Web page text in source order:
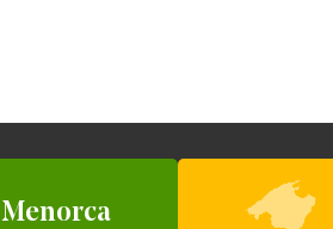
Menorca